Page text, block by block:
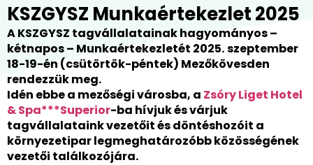
KSZGYSZ Munkaértekezlet 2025
A KSZGYSZ tagvállalatainak hagyományos –
kétnapos – Munkaértekezletét 2025.szeptember
18-19-én (csütörtök-péntek) Mezőkövesden
rendezzük meg.
Idén ebbe a mezőségi városba, a Zsóry Liget Hotel
& Spa***Superior-ba hívjuk és várjuk
tagvállalataink vezetőit és döntéshozóit a
környezetipar legmeghatározóbb közösségének
vezetői találkozójára.